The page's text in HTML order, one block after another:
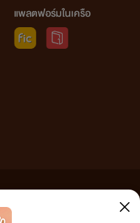
แพลตฟอร์มในเครือ
ๆ ทั้งสิ้น ดังนั้นผู้อ่านทุกท่านโปรดใช้